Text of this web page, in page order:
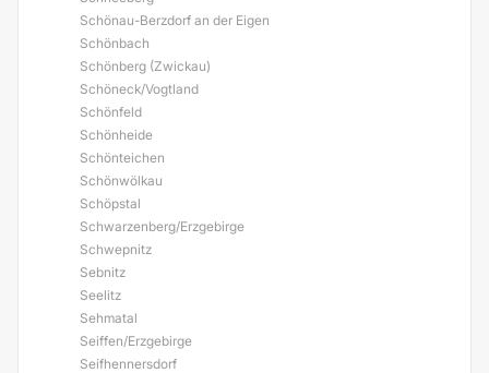
Schönau-Berzdorf an der Eigen
Schönbach
Schönberg (Zwickau)
Schöneck/Vogtland
Schönfeld
Schönheide
Schönteichen
Schönwölkau
Schöpstal
Schwarzenberg/Erzgebirge
Schwepnitz
Sebnitz
Seelitz
Sehmatal
Seiffen/Erzgebirge
Seifhennersdorf